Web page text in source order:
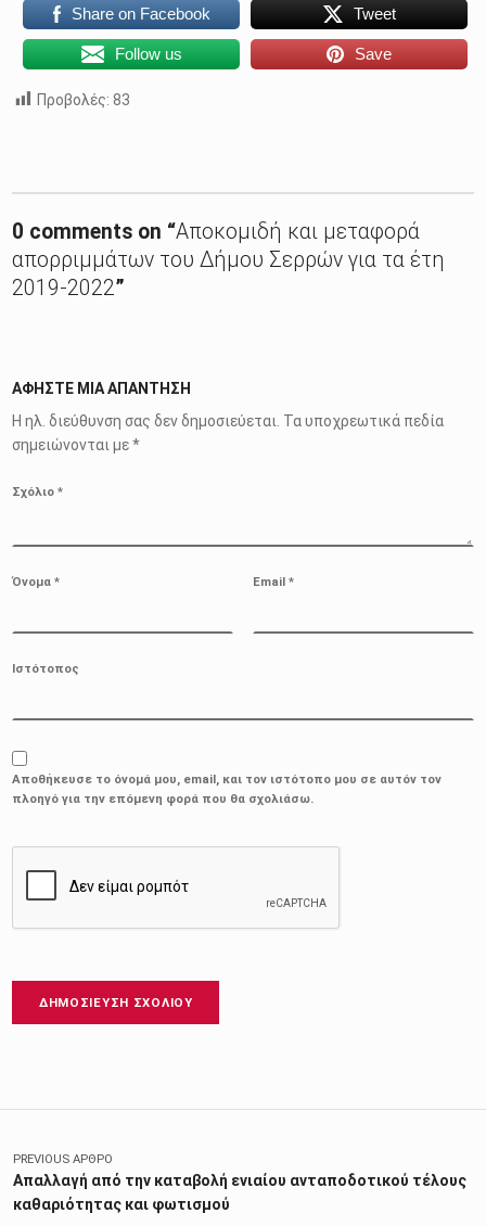
Share on Facebook Tweet
Follow us Save
Προβολές: 83
0 comments on “Αποκομιδή και μεταφορά
απορριμμάτων του Δήμου Σερρών για τα έτη
2019-2022”
ΑΦΉΣΤΕ ΜΙΑ ΑΠΆΝΤΗΣΗ
Η ηλ. διεύθυνση σας δεν δημοσιεύεται. Τα υποχρεωτικά πεδία
σημειώνονται με*
Σχόλιο*
Όνομα* Email *
Ιστότοπος
Αποθήκευσε το όνομά μου, email, και τον ιστότοπο μου σε αυτόν τον
πλοηγό για την επόμενη φορά που θα σχολιάσω.
Πλοήγηση άρθρων
PREVIOUS ΆΡΘΡΟ
Απαλλαγή από την καταβολή ενιαίου ανταποδοτικού τέλους
καθαριότητας και φωτισμού